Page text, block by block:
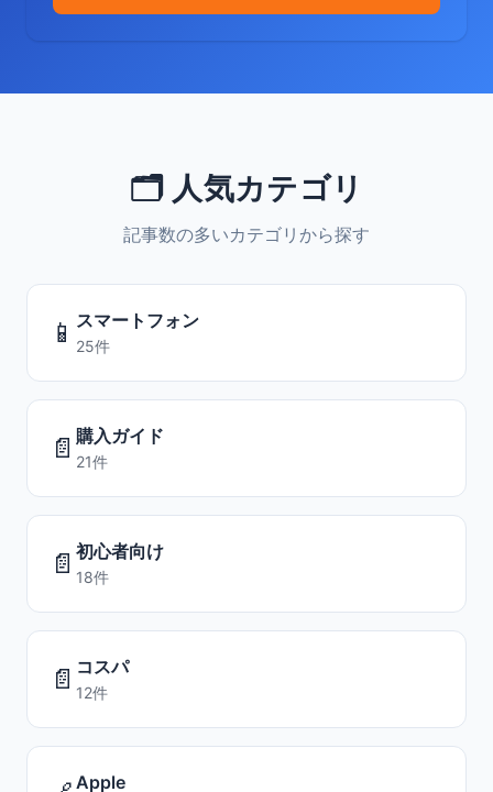
🗂️ 人気カテゴリ
記事数の多いカテゴリから探す
📱 スマートフォン
25件
📄 購入ガイド
21件
📄 初心者向け
18件
📄 コスパ
12件
Apple